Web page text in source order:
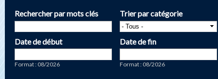
Rechercher par mots clés Trier par catégorie
Date de début
Format : 08/2026
Date de fin
Format : 08/2026